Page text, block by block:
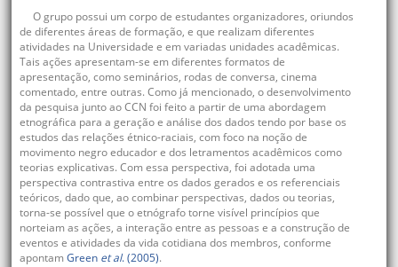
O grupo possui um corpo de estudantes organizadores, oriundos
de diferentes áreas de formação, e que realizam diferentes
atividades na Universidade e em variadas unidades acadêmicas.
Tais ações apresentam-se em diferentes formatos de
apresentação, como seminários, rodas de conversa, cinema
comentado, entre outras. Como já mencionado, o desenvolvimento
da pesquisa junto ao CCN foi feito a partir de uma abordagem
etnográfica para a geração e análise dos dados tendo por base os
estudos das relações étnico-raciais, com foco na noção de
movimento negro educador e dos letramentos acadêmicos como
teorias explicativas. Com essa perspectiva, foi adotada uma
perspectiva contrastiva entre os dados gerados e os referenciais
teóricos, dado que, ao combinar perspectivas, dados ou teorias,
torna-se possível que o etnógrafo torne visível princípios que
norteiam as ações, a interação entre as pessoas e a construção de
eventos e atividades da vida cotidiana dos membros, conforme
apontamGreen et al. (2005).